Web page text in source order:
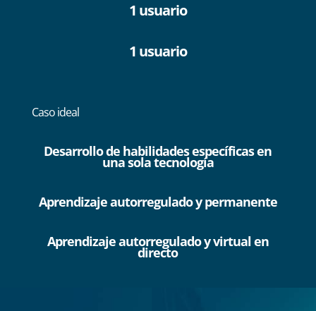
1 usuario
1 usuario
Caso ideal
Desarrollo de habilidades específicas en
una sola tecnología
Aprendizaje autorregulado y permanente
Aprendizaje autorregulado y virtual en
directo